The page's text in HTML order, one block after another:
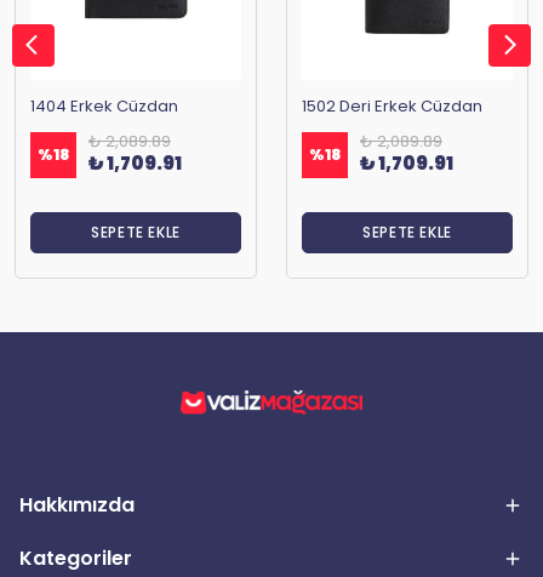
1404 Erkek Cüzdan
%18
₺ 2,089.89
₺ 1,709.91
SEPETE EKLE
1502 Deri Erkek Cüzdan
%18
₺ 2,089.89
₺ 1,709.91
SEPETE EKLE
Hakkımızda
Kategoriler